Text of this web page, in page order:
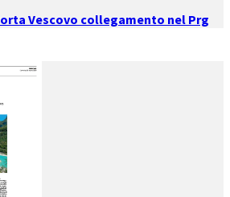
Vescovo collegamento nel Prg